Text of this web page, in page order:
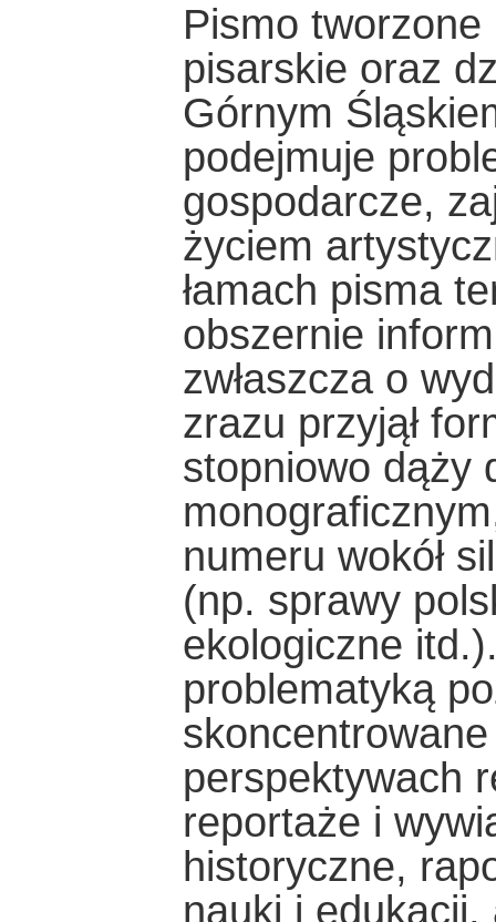
Pismo
pisarskie oraz
Górnym
podejmuje
gospodarcze,
życiem
łamach pisma
obszernie
zwłaszcza o
zrazu przyjął
stopniowo dąży
numeru wokół
(np. sprawy
ekologiczne
problematyką
perspektywach
reportaże i
historyczne,
nauki i